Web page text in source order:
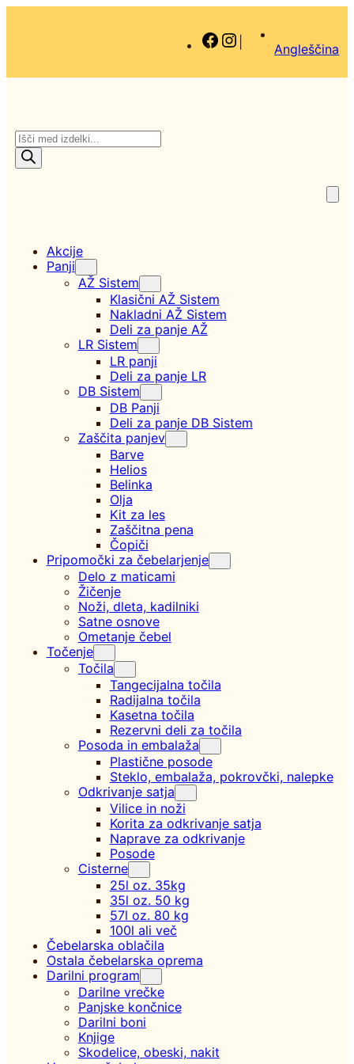
Facebook
Instagram
Angleščina
P
r
o
Akcije
Panji
AŽ Sistem
Klasični AŽ Sistem
Nakladni AŽ Sistem
Deli za panje AŽ
LR Sistem
LR panji
Deli za panje LR
DB Sistem
DB Panji
Deli za panje DB Sistem
Zaščita panjev
Barve
Helios
Belinka
Olja
Kit za les
Zaščitna pena
Čopiči
Pripomočki za čebelarjenje
Delo z maticami
Žičenje
Noži, dleta, kadilniki
Satne osnove
Ometanje čebel
Točenje
Točila
Tangecijalna točila
Radijalna točila
Kasetna točila
Rezervni deli za točila
Posoda in embalaža
Plastične posode
Steklo, embalaža, pokrovčki, nalepke
Odkrivanje satja
Vilice in noži
Korita za odkrivanje satja
Naprave za odkrivanje
Posode
Cisterne
25l oz. 35kg
35l oz. 50 kg
57l oz. 80 kg
100l ali več
Čebelarska oblačila
Ostala čebelarska oprema
Darilni program
Darilne vrečke
Panjske končnice
Darilni boni
Knjige
Skodelice, obeski, nakit